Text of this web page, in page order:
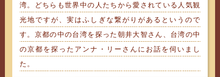
湾。どちらも世界中の人たちから愛されている人気観
光地ですが、実はふしぎな繋がりがあるというので
す。京都の中の台湾を探った朝井大智さん、台湾の中
の京都を探ったアンナ・リーさんにお話を伺いまし
た。